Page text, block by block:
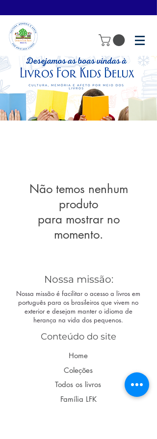
Não temos nenhum
produto
para mostrar no
momento.
Nossa missão:
Nossa missão é facilitar o acesso a livros em
português para os brasileiros que vivem no
exterior e desejam manter o idioma de
herança na vida dos pequenos.
Conteúdo do site
Home
Coleções
Todos os livros
Família LFK